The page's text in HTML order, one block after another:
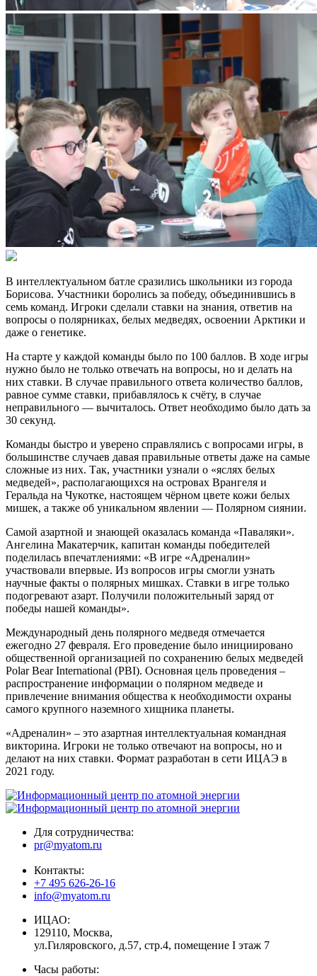
В интеллектуальном батле сразились школьники из города
Борисова. Участники боролись за победу, объединившись в
семь команд. Игроки сделали ставки на знания, ответив на
вопросы о полярниках, белых медведях, освоении Арктики и
даже о генетике.
На старте у каждой команды было по 100 баллов. В ходе игры
нужно было не только отвечать на вопросы, но и делать на
них ставки. В случае правильного ответа количество баллов,
равное сумме ставки, прибавлялось к счёту, в случае
неправильного — вычиталось. Ответ необходимо было дать за
30 секунд.
Команды быстро и уверено справлялись с вопросами игры, в
большинстве случаев давая правильные ответы даже на самые
сложные из них. Так, участники узнали о «яслях белых
медведей», располагающихся на островах Врангеля и
Геральда на Чукотке, настоящем чёрном цвете кожи белых
мишек, а также об уникальном явлении — Полярном сиянии.
Самой азартной и знающей оказалась команда «Паваляки».
Ангелина Макатерчик, капитан команды победителей
поделилась впечатлениями: «В игре «Адреналин»
участвовали впервые. Из вопросов игры смогли узнать
научные факты о полярных мишках. Ставки в игре только
подогревают азарт. Получили положительный заряд от
победы нашей команды».
Международный день полярного медведя отмечается
ежегодно 27 февраля. Его проведение было инициировано
общественной организацией по сохранению белых медведей
Polar Bear International (PBI). Основная цель проведения –
распространение информации о полярном медведе и
привлечение внимания общества к необходимости охраны
самого крупного наземного хищника планеты.
«Адреналин» – это азартная интеллектуальная командная
викторина. Игроки не только отвечают на вопросы, но и
делают на них ставки. Формат разработан в сети ИЦАЭ в
2021 году.
Для сотрудничества:
pr@myatom.ru
Контакты:
+7 495 626-26-16
info@myatom.ru
ИЦАО:
129110, Москва,
ул.Гиляровского, д.57, стр.4, помещение I этаж 7
Часы работы: